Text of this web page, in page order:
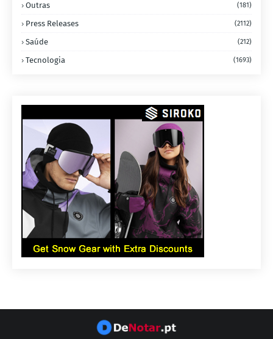
Outras (181)
Press Releases (2112)
Saúde (212)
Tecnologia (1693)